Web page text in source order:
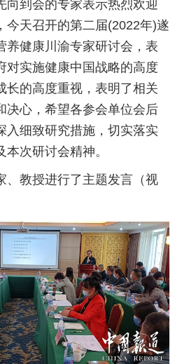
向到会的专家表示热烈欢迎
今天召开的第二届(2022年)遂
养健康川渝专家研讨会，表
对实施健康中国战略的高度
长的高度重视，表明了相关
决心，希望各参会单位会后
入细致研究措施，切实落实
次研讨会精神。
、教授进行了主题发言（视